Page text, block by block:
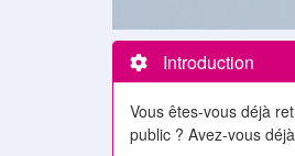
Introduction
Vous êtes-vous déjà
public ? Avez-vous